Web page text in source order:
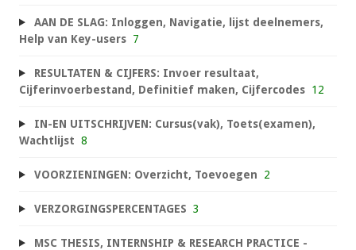
AAN DE SLAG: Inloggen, Navigatie, lijst deelnemers,
Help van Key-users 7
RESULTATEN & CIJFERS: Invoer resultaat,
Cijferinvoerbestand, Definitief maken, Cijfercodes 12
IN-EN UITSCHRIJVEN: Cursus(vak), Toets(examen),
Wachtlijst 8
VOORZIENINGEN: Overzicht, Toevoegen 2
VERZORGINGSPERCENTAGES 3
MSC THESIS, INTERNSHIP & RESEARCH PRACTICE -